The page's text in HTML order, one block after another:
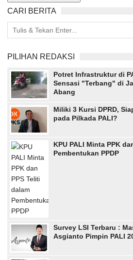
CARI BERITA
PILIHAN REDAKSI
Potret Infrastruktur di
Sensasi "Terbang" di
Abang
Miliki 3 Kursi DPRD,
pada Pilkada PALI?
KPU PALI Minta PPK
Pembentukan PPDP
Survey LSI Terbaru :
Asgianto Pimpin PALI